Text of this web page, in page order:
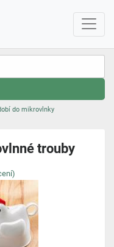
do mikrovlnky
trouby